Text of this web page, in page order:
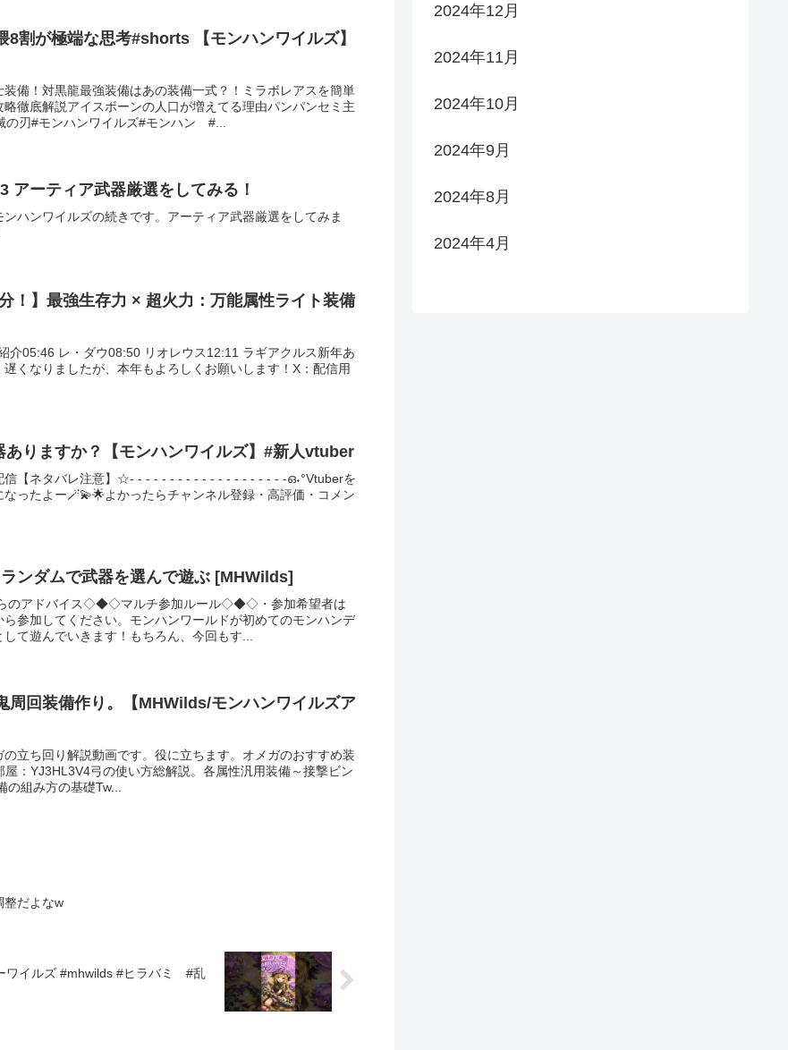
8割が極端な思考#shorts 【モンハンワイルズ】
備！対黒龍最強装備はあの装備一式？！ミラボレアスを簡単
徹底解説アイスボーンの人口が増えてる理由パンパンセミ主
の刃#モンハンワイルズ#モンハン #...
【モンハンワイルズ】 #43 アーティア武器厳選をしてみる！
ハンワイルズの続きです。アーティア武器厳選をしてみま
！】最強生存力 × 超火力：万能属性ライト装備
介05:46 レ・ダウ08:50 リオレウス12:11 ラギアクルス新年あ
くなりましたが、本年もよろしくお願いします！X：配信用
ありますか？【モンハンワイルズ】#新人vtuber
信【ネタバレ注意】☆- - - - - - - - - - - - - - - - - - - -ഒ˖°Vtuberを
ったよー🪄💫🌟よかったらチャンネル登録・高評価・コメン
ンダムで武器を選んで遊ぶ [MHWilds]
らのアドバイス◇◆◇マルチ参加ルール◇◆◇・参加希望者は
参加してください。モンハンワールドが初めてのモンハンデ
て遊んでいきます！もちろん、今回もす...
周回装備作り。【MHWilds/モンハンワイルズア
立ち回り解説動画です。役に立ちます。オメガのおすすめ装
：YJ3HL3V4弓の使い方総解説。各属性汎用装備～接撃ビン
組み方の基礎Tw...
整だよなw
ラバミ #乱
2024年12月
2024年11月
2024年10月
2024年9月
2024年8月
2024年4月